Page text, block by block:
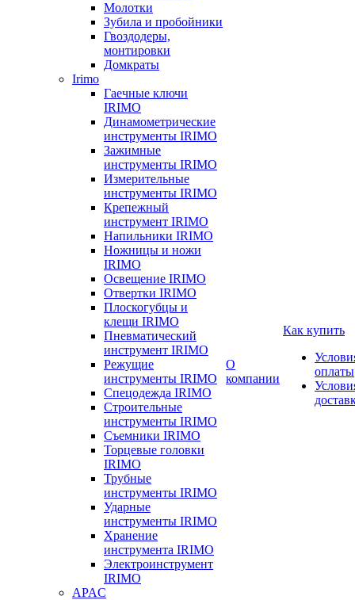
Молотки
Зубила и пробойники
Гвоздодеры,
монтировки
Домкраты
Irimo
Гаечные ключи
IRIMO
Динамометрические
инструменты IRIMO
Зажимные
инструменты IRIMO
Измерительные
инструменты IRIMO
Крепежный
инструмент IRIMO
Напильники IRIMO
Ножницы и ножи
IRIMO
Освещение IRIMO
Отвертки IRIMO
Плоскогубцы и
клещи IRIMO
Пневматический
инструмент IRIMO
Режущие
инструменты IRIMO
Спецодежда IRIMO
Строительные
инструменты IRIMO
Съемники IRIMO
Торцевые головки
IRIMO
Трубные
инструменты IRIMO
Ударные
инструменты IRIMO
Хранение
инструмента IRIMO
Электроинструмент
IRIMO
APAC
О
компании
Как купить
оплаты